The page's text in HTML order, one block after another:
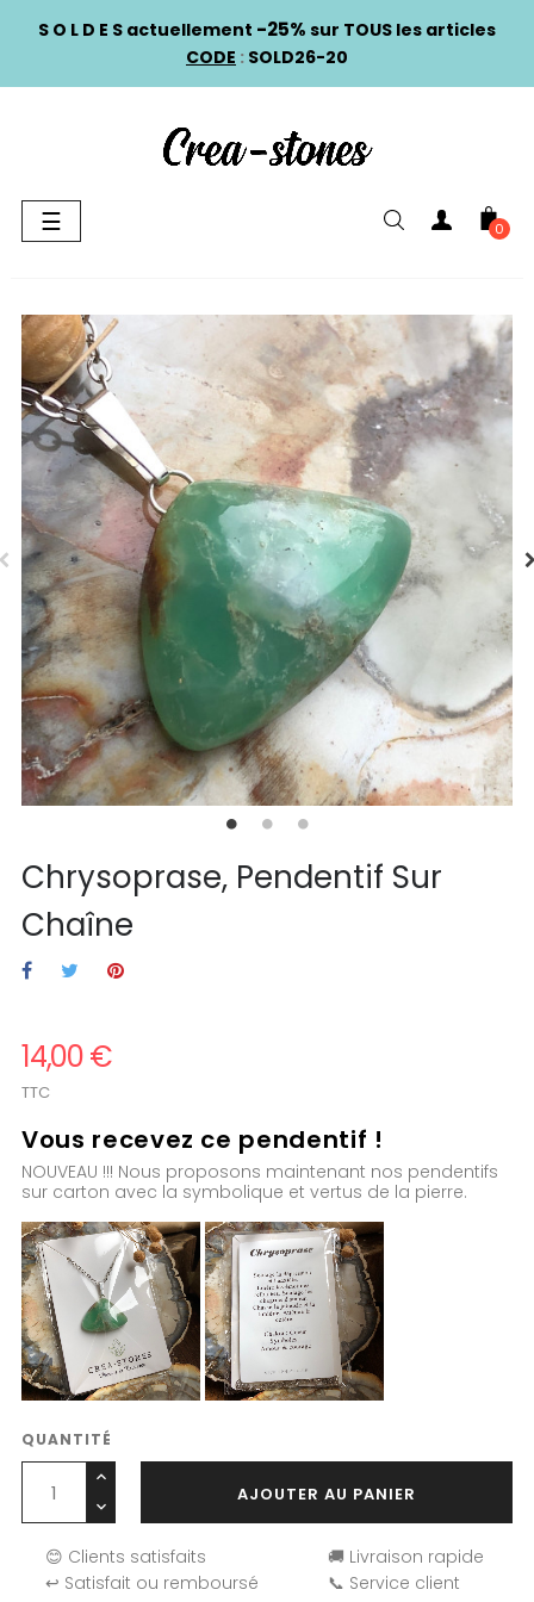
S O L D E S actuellement -25% sur TOUS les articles
CODE : SOLD26-20
Basculer
la
☰ 0
Chrysoprase, Pendentif Sur
Chaîne
14,00 €
TTC
Vous recevez ce pendentif !
NOUVEAU !!! Nous proposons maintenant nos pendentifs
sur carton avec la symbolique et vertus de la pierre.
QUANTITÉ
AJOUTER AU PANIER
😊 Clients satisfaits
🚚 Livraison rapide
↩️ Satisfait ou remboursé
📞 Service client